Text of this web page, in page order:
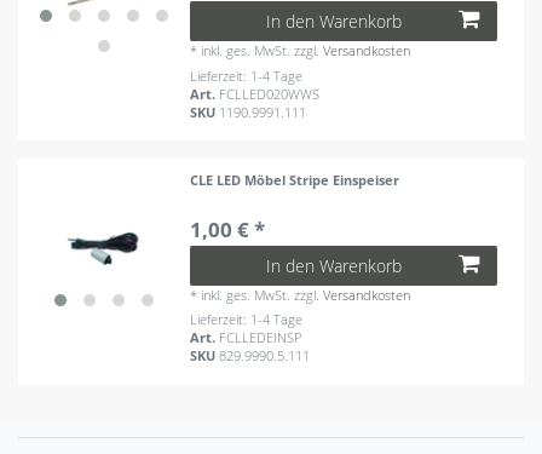
In den Warenkorb
* inkl. ges. MwSt. zzgl.Versandkosten
Lieferzeit: 1-4 Tage
Art. FCLLED020WWS
SKU 1190.9991.111
CLE LED Möbel Stripe Einspeiser
1,00 € *
In den Warenkorb
* inkl. ges. MwSt. zzgl.Versandkosten
Lieferzeit: 1-4 Tage
Art. FCLLEDEINSP
SKU829.9990.5.111